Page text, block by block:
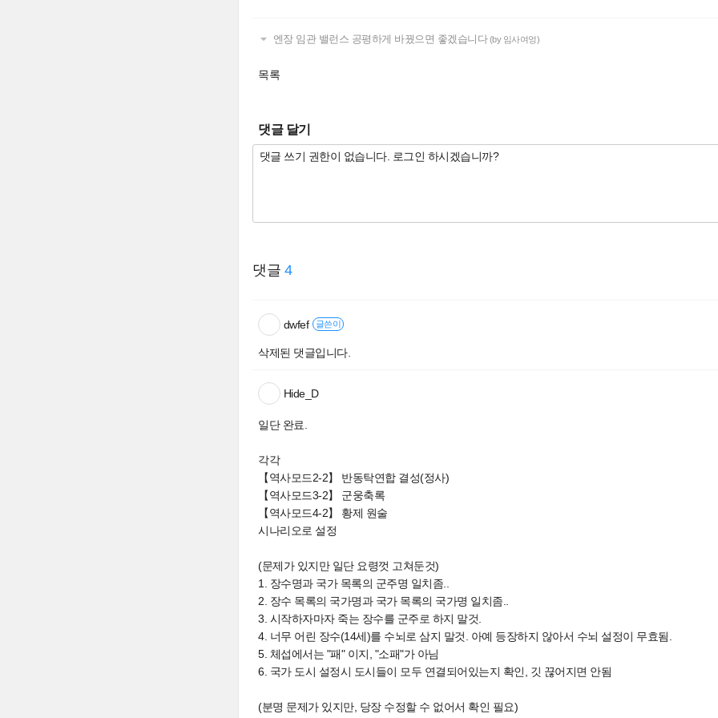
엔장 임관 밸런스 공평하게 바꿨으면 좋겠습니다(by 임사여엉)
목록
댓글 달기
댓글 4
dwfef 글쓴이
삭제된 댓글입니다.
Hide_D
일단 완료.
각각
【역사모드2-2】 반동탁연합 결성(정사)
【역사모드3-2】 군웅축록
【역사모드4-2】 황제 원술
시나리오로 설정
(문제가 있지만 일단 요령껏 고쳐둔것)
1. 장수명과 국가 목록의 군주명 일치좀..
2. 장수 목록의 국가명과 국가 목록의 국가명 일치좀..
3. 시작하자마자 죽는 장수를 군주로 하지 말것.
4. 너무 어린 장수(14세)를 수뇌로 삼지 말것. 아예 등장하지 않아서 수뇌 설정이 무효됨.
5. 체섭에서는 "패" 이지, "소패"가 아님
6. 국가 도시 설정시 도시들이 모두 연결되어있는지 확인, 깃 끊어지면 안됨
(분명 문제가 있지만, 당장 수정할 수 없어서 확인 필요)